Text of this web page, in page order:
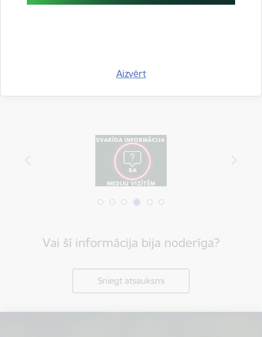
Aizvērt
Vai šī informācija bija noderīga?
Sniegt atsauksmi